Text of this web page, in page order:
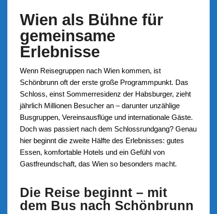
Wien als Bühne für
gemeinsame
Erlebnisse
Wenn Reisegruppen nach Wien kommen, ist
Schönbrunn oft der erste große Programmpunkt. Das
Schloss, einst Sommerresidenz der Habsburger, zieht
jährlich Millionen Besucher an – darunter unzählige
Busgruppen, Vereinsausflüge und internationale Gäste.
Doch was passiert nach dem Schlossrundgang? Genau
hier beginnt die zweite Hälfte des Erlebnisses: gutes
Essen, komfortable Hotels und ein Gefühl von
Gastfreundschaft, das Wien so besonders macht.
Die Reise beginnt – mit
dem Bus nach Schönbrunn